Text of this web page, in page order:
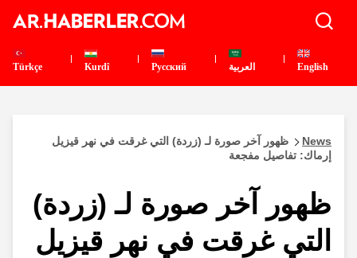
English العربية Pусский
Kurdî
Türkçe
News
ظهور آخر صورة لـ (زردة) التي غرقت في نهر قيزيل
إرماك: تفاصيل مفجعة
ظهور آخر صورة لـ (زردة)
التي غرقت في نهر قيزيل